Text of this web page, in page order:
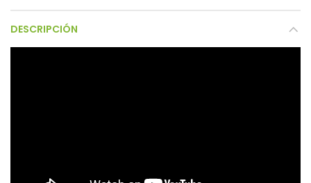
DESCRIPCIÓN